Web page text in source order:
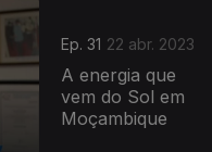
Ep. 31 22 abr. 2023
A energia que
vem do Sol em
Moçambique